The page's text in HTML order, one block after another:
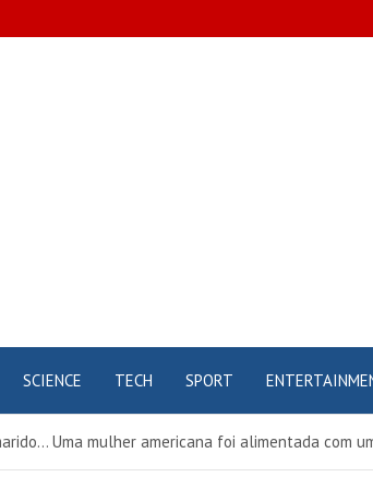
SCIENCE TECH SPORT
Uma mulher americana foi alimentada com